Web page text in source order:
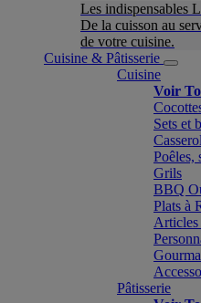
Les indispensables
De la cuisson au
de votre cuisine.
Cuisine & Pâtisserie
Cuisine
Voir
Sets et
Poêles,
Grils
BBQ
Plats à
Articles
Pâtisserie